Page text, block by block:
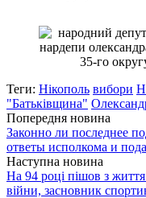
Теги: Нікополь вибори
"Батьківщина"
Попередня новина
Законно ли последнее
ответы исполкома и
Наступна новина
На 94 році пішов з
війни, засновник